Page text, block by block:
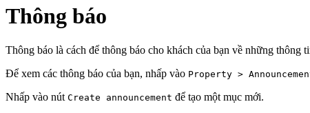
Thông báo
Thông báo là cách để thông báo cho khách của bạn về những
Để xem các thông báo của bạn, nhấp vào Property >
Nhấp vào nút Create announcement để tạo một mục mới.